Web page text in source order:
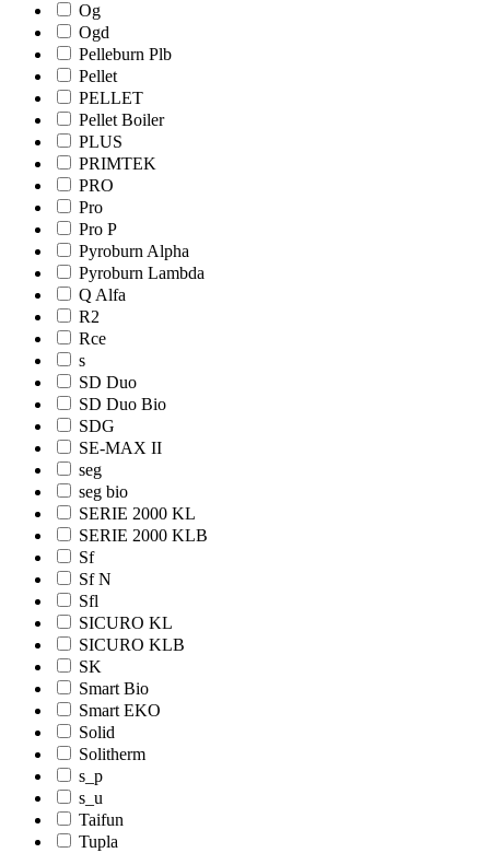
Og
Ogd
Pelleburn Plb
Pellet
PELLET
Pellet Boiler
PLUS
PRIMTEK
PRO
Pro
Pro Р
Pyroburn Alpha
Pyroburn Lambda
Q Alfa
R2
Rce
s
SD Duo
SD Duo Bio
SDG
SE-MAX II
seg
seg bio
SERIE 2000 KL
SERIE 2000 KLB
Sf
Sf N
Sfl
SICURO KL
SICURO KLB
SK
Smart Bio
Smart EKO
Solid
Solitherm
s_p
s_u
Taifun
Tupla